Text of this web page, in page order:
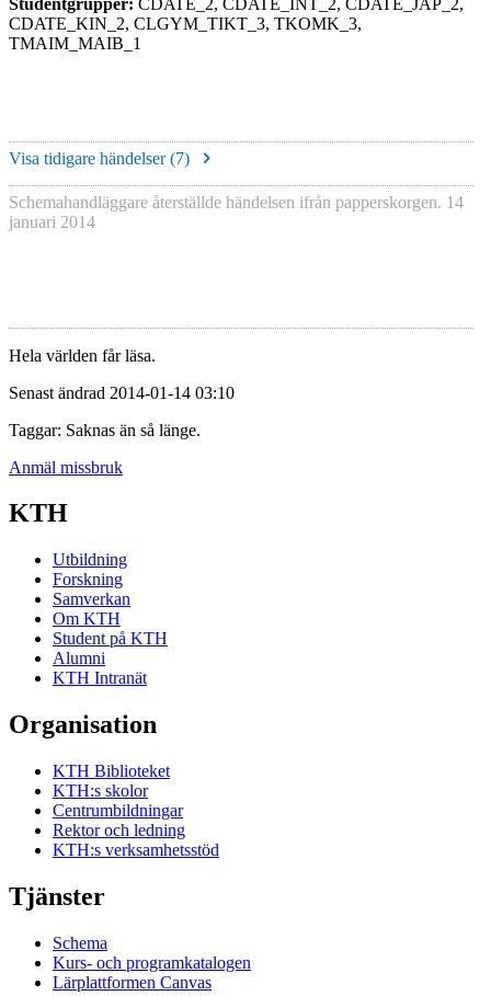
Studentgrupper: CDATE_2, CDATE_INT_2, CDATE_JAP_2,
CDATE_KIN_2, CLGYM_TIKT_3, TKOMK_3,
TMAIM_MAIB_1
Visa tidigare händelser (7)
Schemahandläggare återställde händelsen ifrån papperskorgen. 14
januari 2014
Hela världen får läsa.
Senast ändrad 2014-01-14 03:10
Taggar: Saknas än så länge.
Anmäl missbruk
KTH
Utbildning
Forskning
Samverkan
Om KTH
Student på KTH
Alumni
KTH Intranät
Organisation
KTH Biblioteket
KTH:s skolor
Centrumbildningar
Rektor och ledning
KTH:s verksamhetsstöd
Tjänster
Schema
Kurs- och programkatalogen
Lärplattformen Canvas